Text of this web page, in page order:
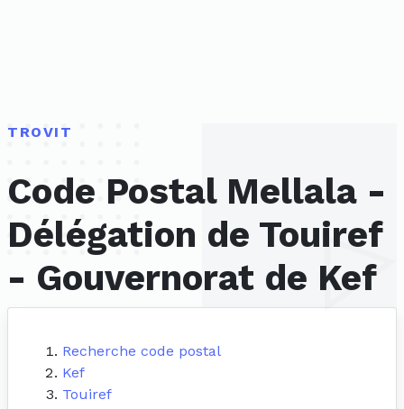
TROVIT
Code Postal Mellala -
Délégation de Touiref
- Gouvernorat de Kef
Recherche code postal
Kef
Touiref